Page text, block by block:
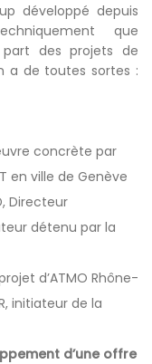
développé depuis
que
des projets de
a de toutes sortes :
concrète par
en ville de Genève
Directeur
détenu par la
d’ATMO Rhône-
initiateur de la
d’une offre